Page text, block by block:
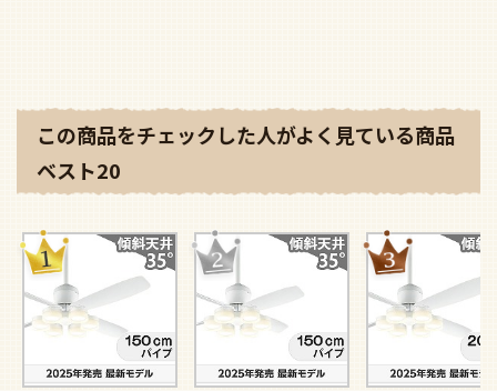
この商品をチェックした人がよく見ている商品
ベスト20